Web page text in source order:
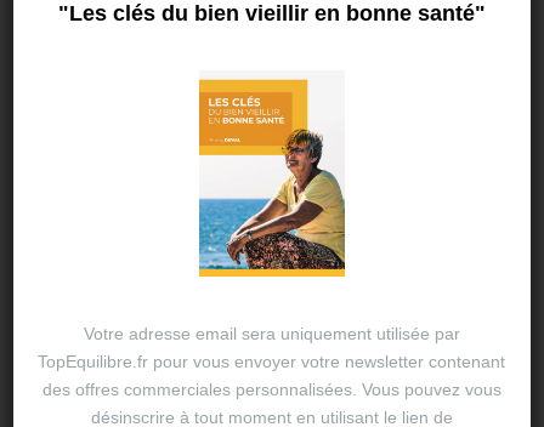
Courir et manger, le dilemme !
THIERRY DUVAL
Comment bien s’alimenter ? Quelque soit votre
niveau, débutant, runner occasionnel
ou marathonien, fournir à votre corps le bon
carburant est essentiel si vous voulez réaliser vos
"Les clés du bien vieillir en bonne santé"
Votre adresse email sera uniquement utilisée par
TopEquilibre.fr pour vous envoyer votre newsletter contenant
des offres commerciales personnalisées. Vous pouvez vous
désinscrire à tout moment en utilisant le lien de